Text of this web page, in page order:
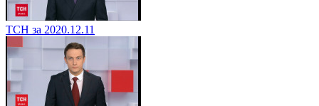
ТСН за 2020.12.11